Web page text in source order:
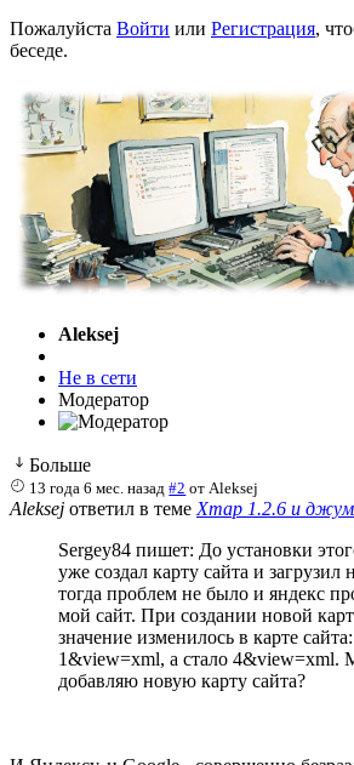
Пожалуйста Войти или Регистрация,
беседе.
Aleksej
Не в сети
Модератор
Больше
13 года 6 мес. назад #2 отAleksej
Aleksej ответил в теме Xmap 1.2.6 и
Sergey84 пишет: До установки
уже создал карту сайта и загрузил
тогда проблем не было и яндекс
мой сайт. При создании новой
значение изменилось в карте
1&view=xml, а стало 4&view=xml.
добавляю новую карту сайта?